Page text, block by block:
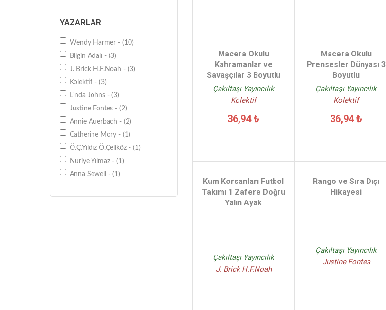
YAZARLAR
Wendy Harmer - (10)
Bilgin Adalı - (3)
J. Brick H.F.Noah - (3)
Kolektif - (3)
Linda Johns - (3)
Justine Fontes - (2)
Annie Auerbach - (2)
Catherine Mory - (1)
Ö.Ç.Yıldız Ö.Çeliköz - (1)
Nuriye Yılmaz - (1)
Anna Sewell - (1)
Macera Okulu
Kahramanlar ve
Savaşçılar 3 Boyutlu
Çakıltaşı Yayıncılık
Kolektif
36,94 ₺
Macera Okulu
Prensesler Dünyası 3
Boyutlu
Çakıltaşı Yayıncılık
Kolektif
36,94 ₺
Kum Korsanları Futbol
Takımı 1 Zafere Doğru
Yalın Ayak
Çakıltaşı Yayıncılık
J. Brick H.F.Noah
Rango ve Sıra Dışı
Hikayesi
Çakıltaşı Yayıncılık
Justine Fontes